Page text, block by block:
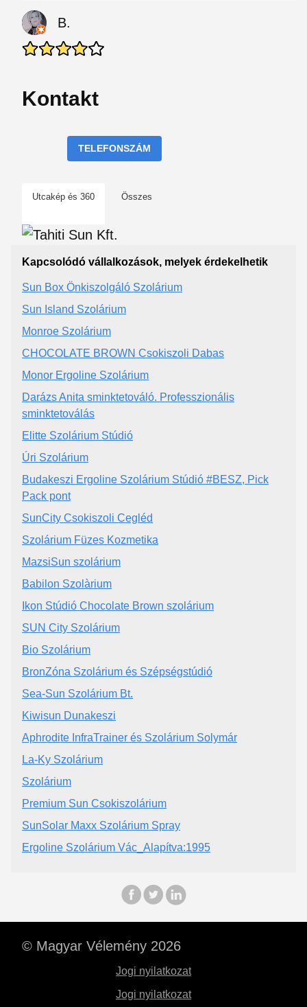
B.
Kontakt
TELEFONSZÁM
Utcakép és 360 Összes
Kapcsolódó vállalkozások, melyek érdekelhetik
Sun Box Önkiszolgáló Szolárium
Sun Island Szolárium
Monroe Szolárium
CHOCOLATE BROWN Csokiszoli Dabas
Monor Ergoline Szolárium
Darázs Anita sminktetováló. Professzionális
sminktetoválás
Elitte Szolárium Stúdió
Úri Szolárium
Budakeszi Ergoline Szolárium Stúdió #BESZ, Pick
Pack pont
SunCity Csokiszoli Cegléd
Szolárium Füzes Kozmetika
MazsiSun szolárium
Babilon Szolàrium
Ikon Stúdió Chocolate Brown szolárium
SUN City Szolárium
Bio Szolárium
BronZóna Szolárium és Szépségstúdió
Sea-Sun Szolárium Bt.
Kiwisun Dunakeszi
Aphrodite InfraTrainer és Szolárium Solymár
La-Ky Szolárium
Szolárium
Premium Sun Csokiszolárium
SunSolar Maxx Szolárium Spray
Ergoline Szolárium Vác_Alapítva:1995
© Magyar Vélemény 2026
Jogi nyilatkozat
Jogi nyilatkozat